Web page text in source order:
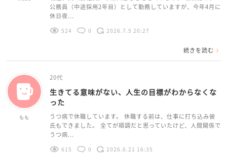
公務員（中途採用2年目）として勤務していますが、今年4月に
休日夜...
524 0 2026.7.5 20:27
続きを読む
もも
20代
生きてる意味がない、人生の目標がわからなくな
った
うつ病で休職しています。 休職する前は、仕事に打ち込み彼
氏もできました。 全てが順調だと思っていたけど、人間関係で
うつ病...
615 0 2026.6.21 16:35